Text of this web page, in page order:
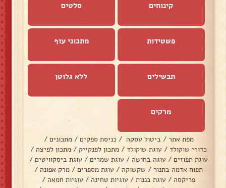
קינוחים סלטים
פשטידות מתכוני עוף
תבשילים ללא גלוטן
מרקים
מפת אתר / ביטול עסקה / כניסת ספקים / מתכונים /
כדורי שוקולד / עוגת שוקולד / מתכון לפנקייק / מתכון לפיצה /
עוגת תפוזים / עוגה בחושה / עוגת שמרים / עוגת ביסקוויטים /
תפוח אדמה בתנור / שקשוקה / עוגת מספרים / מרק אפונה /
פריקסה / עוגת בננות / עוגיות טחינה / עוגיות חמאה /